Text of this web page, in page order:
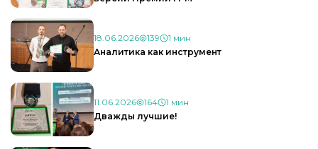
18.06.2026 139
1 мин
Аналитика как инструмент
11.06.2026 164
1 мин
Дважды лучшие!